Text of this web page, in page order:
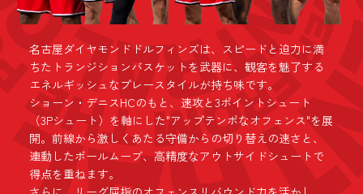
名古屋ダイヤモンドドルフィンズは、スピードと迫力に満
ちたトランジションバスケットを武器に、観客を魅了する
エネルギッシュなプレースタイルが持ち味です。
ショーン・デニスHCのもと、速攻と3ポイントシュート
（3Pシュート）を軸にした"アップテンポなオフェンス"を展
開。前線から激しくあたる守備からの切り替えの速さと、
連動したボールムーブ、高精度なアウトサイドシュートで
得点を重ねます。